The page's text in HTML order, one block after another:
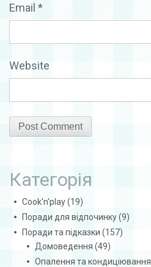
Email *
Website
Категорія
Cook'n'play(19)
Поради для відпочинку(9)
Поради та підказки (157)
Домоведення (49)
Опалення та кондиціювання